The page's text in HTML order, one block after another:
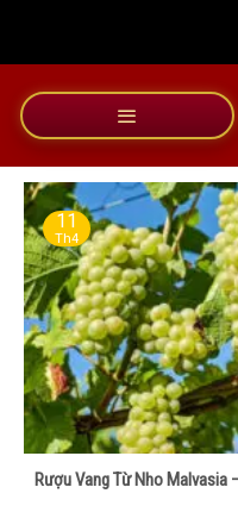
dung
Rượu Vang Từ Nho Malvasia
11
Th4